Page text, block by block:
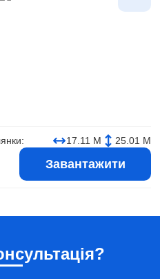
17.11 М
25.01 М
Завантажити